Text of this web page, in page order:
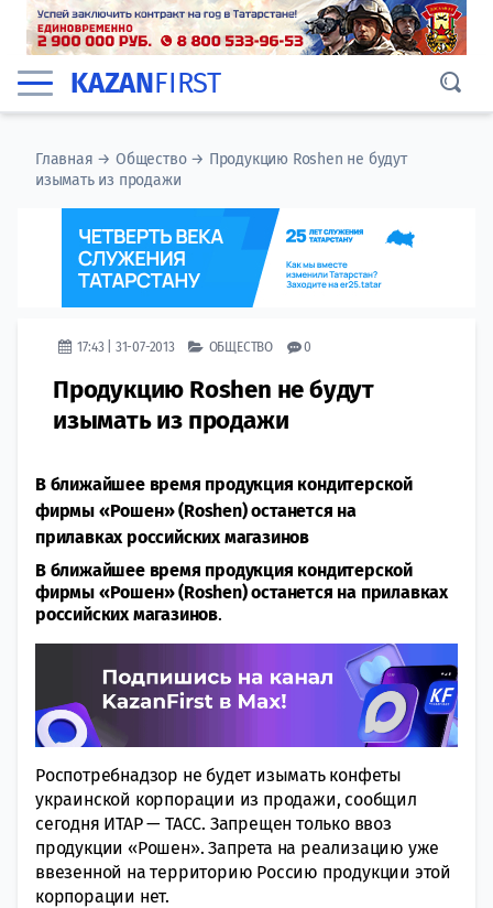
KAZANFIRST
Главная →Общество→ Продукцию Roshen не будут
изымать из продажи
17:43 | 31-07-2013 ОБЩЕСТВО 0
Продукцию Roshen не будут
изымать из продажи
В ближайшее время продукция кондитерской
фирмы «Рошен» (Roshen) останется на
прилавках российских магазинов
В ближайшее время продукция кондитерской
фирмы «Рошен» (Roshen) останется на прилавках
российских магазинов.
Роспотребнадзор не будет изымать конфеты
украинской корпорации из продажи, сообщил
сегодня ИТАР — ТАСС. Запрещен только ввоз
продукции «Рошен». Запрета на реализацию уже
ввезенной на территорию Россию продукции этой
корпорации нет.